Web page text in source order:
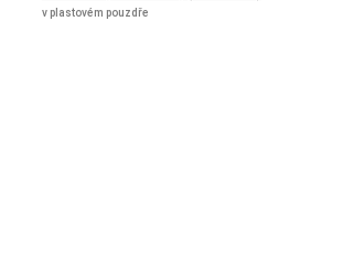
v plastovém pouzdře